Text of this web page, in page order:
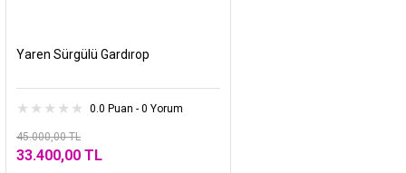
Yaren Sürgülü Gardırop
0.0 Puan - 0 Yorum
45.000,00 TL
33.400,00 TL